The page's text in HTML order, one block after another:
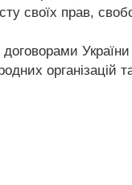
своїх прав,
України
організацій